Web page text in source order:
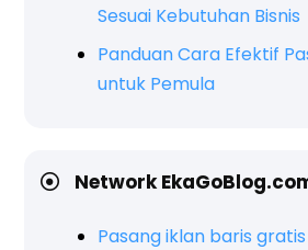
Sesuai Kebutuhan Bisnis
Panduan Cara Efektif
untuk Pemula
Network
Pasang iklan baris gratis